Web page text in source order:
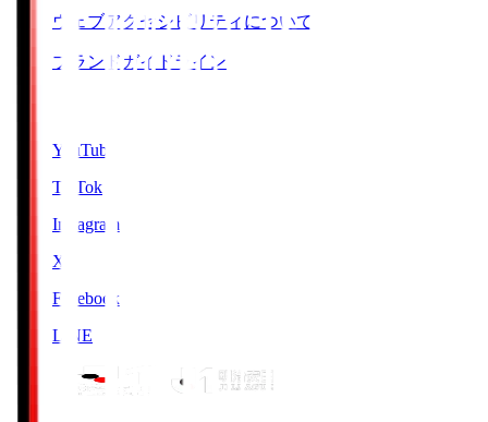
ウェブアクセシビリティについて
ブランドガイドライン
YouTube
TikTok
Instagram
X
Facebook
LINE